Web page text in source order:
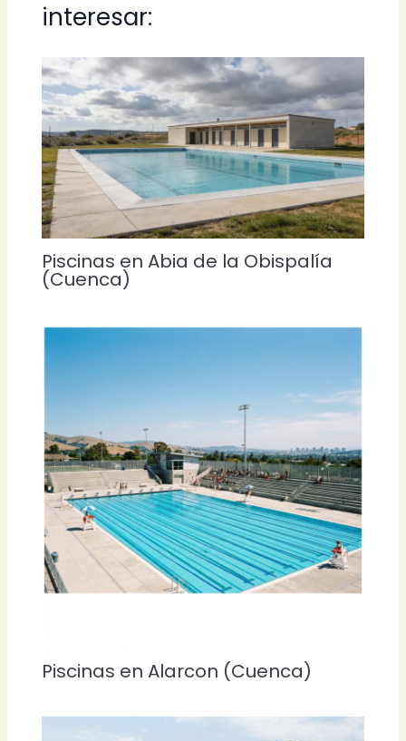
interesar:
Piscinas en Abia de la Obispalía
(Cuenca)
Piscinas en Alarcon (Cuenca)